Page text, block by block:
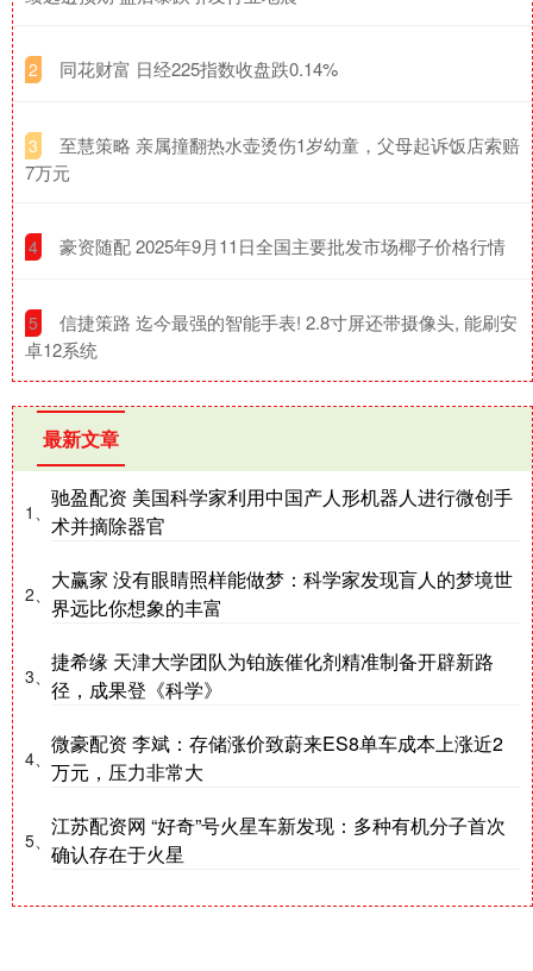
2 ​同花财富 日经225指数收盘跌0.14%
3
​至慧策略 亲属撞翻热水壶烫伤1岁幼童，父母起诉饭店索赔
7万元
4 ​豪资随配 2025年9月11日全国主要批发市场椰子价格行情
5
​信捷策路 迄今最强的智能手表! 2.8寸屏还带摄像头, 能刷安
卓12系统
最新文章
1、
驰盈配资 美国科学家利用中国产人形机器人进行微创手
术并摘除器官
2、
大赢家 没有眼睛照样能做梦：科学家发现盲人的梦境世
界远比你想象的丰富
3、
捷希缘 天津大学团队为铂族催化剂精准制备开辟新路
径，成果登《科学》
4、
微豪配资 李斌：存储涨价致蔚来ES8单车成本上涨近2
万元，压力非常大
5、
江苏配资网 “好奇”号火星车新发现：多种有机分子首次
确认存在于火星